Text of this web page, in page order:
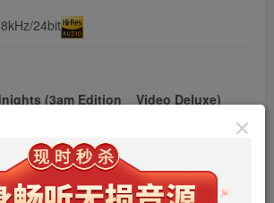
24bit
(3am Edition _ Video Deluxe)
￥9.9 限时特惠
￥99
免费 永久会员免费